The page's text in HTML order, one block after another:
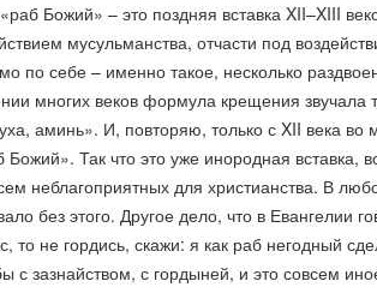
Божий» – это поздняя вставка XII–XIII
мусульманства, отчасти под
по себе – именно такое, несколько
многих веков формула крещения звучала
аминь». И, повторяю, только с XII века во
Так что это уже инородная вставка,
неблагоприятных для христианства. В
без этого. Другое дело, что в Евангелии
то не гордись, скажи: я как раб негодный
с зазнайством, с гордыней, и это совсем